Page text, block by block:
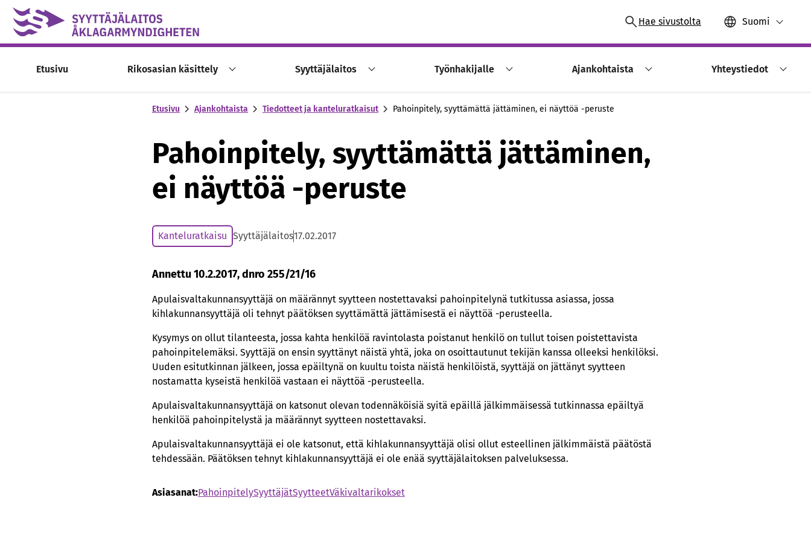
Skip to content -saavutettavuusohje
Hae sivustolta Suomi
Etusivu Rikosasian käsittely Syyttäjälaitos Työnhakijalle Ajankohtaista Yhteystiedot
Etusivu Ajankohtaista Tiedotteet ja kanteluratkaisut Pahoinpitely, syyttämättä jättäminen, ei näyttöä -peruste
Pahoinpitely, syyttämättä jättäminen,
ei näyttöä -peruste
Kanteluratkaisu Syyttäjälaitos17.02.2017
Annettu 10.2.2017, dnro 255/21/16
Apulaisvaltakunnansyyttäjä on määrännyt syytteen nostettavaksi pahoinpitelynä tutkitussa asiassa, jossa
kihlakunnansyyttäjä oli tehnyt päätöksen syyttämättä jättämisestä ei näyttöä -perusteella.
Kysymys on ollut tilanteesta, jossa kahta henkilöä ravintolasta poistanut henkilö on tullut toisen poistettavista
pahoinpitelemäksi. Syyttäjä on ensin syyttänyt näistä yhtä, joka on osoittautunut tekijän kanssa olleeksi henkilöksi.
Uuden esitutkinnan jälkeen, jossa epäiltynä on kuultu toista näistä henkilöistä, syyttäjä on jättänyt syytteen
nostamatta kyseistä henkilöä vastaan ei näyttöä -perusteella.
Apulaisvaltakunnansyyttäjä on katsonut olevan todennäköisiä syitä epäillä jälkimmäisessä tutkinnassa epäiltyä
henkilöä pahoinpitelystä ja määrännyt syytteen nostettavaksi.
Apulaisvaltakunnansyyttäjä ei ole katsonut, että kihlakunnansyyttäjä olisi ollut esteellinen jälkimmäistä päätöstä
tehdessään. Päätöksen tehnyt kihlakunnansyyttäjä ei ole enää syyttäjälaitoksen palveluksessa.
Asiasanat:PahoinpitelySyyttäjätSyytteetVäkivaltarikokset